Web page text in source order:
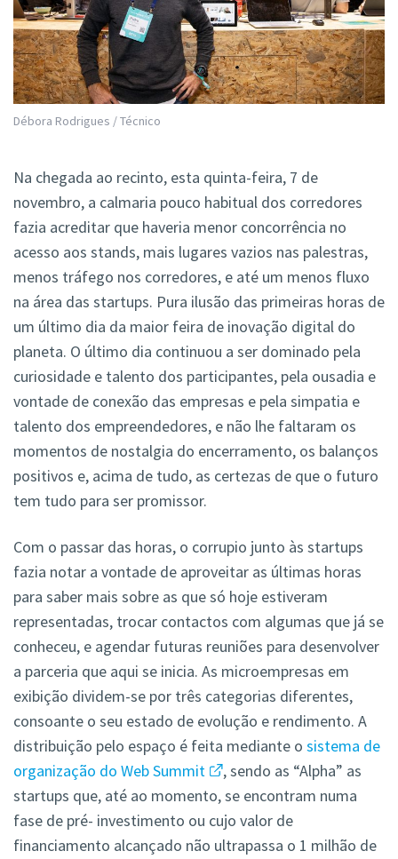
Débora Rodrigues / Técnico
Na chegada ao recinto, esta quinta-feira, 7 de
novembro, a calmaria pouco habitual dos corredores
fazia acreditar que haveria menor concorrência no
acesso aos stands, mais lugares vazios nas palestras,
menos tráfego nos corredores, e até um menos fluxo
na área das startups. Pura ilusão das primeiras horas de
um último dia da maior feira de inovação digital do
planeta. O último dia continuou a ser dominado pela
curiosidade e talento dos participantes, pela ousadia e
vontade de conexão das empresas e pela simpatia e
talento dos empreendedores, e não lhe faltaram os
momentos de nostalgia do encerramento, os balanços
positivos e, acima de tudo, as certezas de que o futuro
tem tudo para ser promissor.
Com o passar das horas, o corrupio junto às startups
fazia notar a vontade de aproveitar as últimas horas
para saber mais sobre as que só hoje estiveram
representadas, trocar contactos com algumas que já se
conheceu, e agendar futuras reuniões para desenvolver
a parceria que aqui se inicia. As microempresas em
exibição dividem-se por três categorias diferentes,
consoante o seu estado de evolução e rendimento. A
distribuição pelo espaço é feita mediante o sistema de
organização do Web Summit
, sendo as “Alpha” as
startups que, até ao momento, se encontram numa
fase de pré- investimento ou cujo valor de
financiamento alcançado não ultrapassa o 1 milhão de